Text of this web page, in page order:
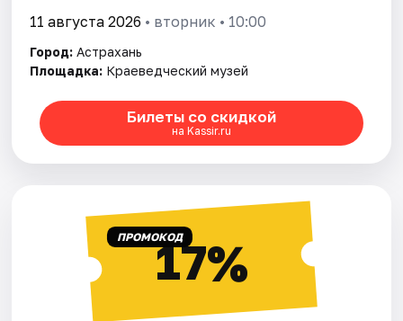
11 августа 2026 • вторник • 10:00
Город: Астрахань
Площадка: Краеведческий музей
Билеты со скидкой
на Kassir.ru
ПРОМОКОД17%